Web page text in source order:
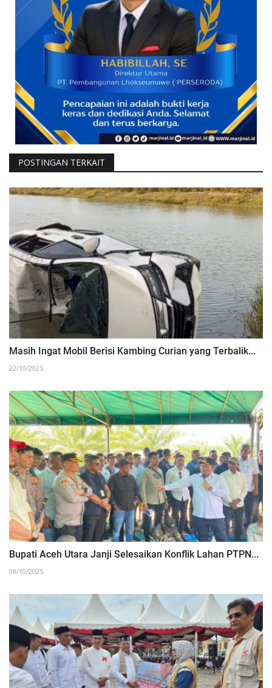
POSTINGAN TERKAIT
‎Masih Ingat Mobil Berisi Kambing Curian yang Terbalik...
22/10/2025
‎Bupati Aceh Utara Janji Selesaikan Konflik Lahan PTPN...
08/10/2025